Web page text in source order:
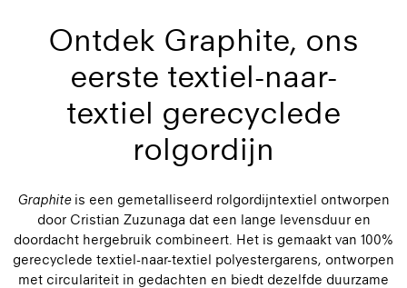
Ontdek Graphite, ons
eerste textiel-naar-
textiel gerecyclede
rolgordijn
Graphiteis een gemetalliseerd rolgordijntextiel ontworpen
door Cristian Zuzunaga dat een lange levensduur en
doordacht hergebruik combineert. Het is gemaakt van 100%
gerecyclede textiel-naar-textiel polyestergarens, ontworpen
met circulariteit in gedachten en biedt dezelfde duurzame